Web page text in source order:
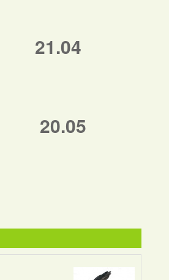
21.04
20.05